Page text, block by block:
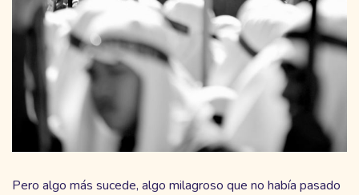
Pero algo más sucede, algo milagroso que no había pasado